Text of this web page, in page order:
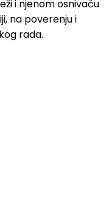
i njenom osnivaču
na poverenju i
rada.